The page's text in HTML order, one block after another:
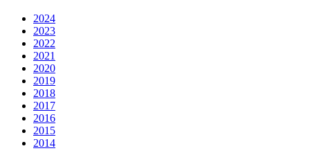
2024
2023
2022
2021
2020
2019
2018
2017
2016
2015
2014